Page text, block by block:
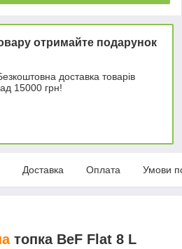
отримайте подарунок
доставка товарів
15000 грн!
Доставка Оплата Умови
топка BeF Flat 8 L